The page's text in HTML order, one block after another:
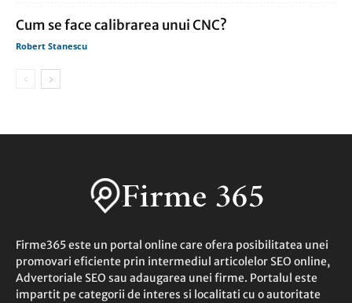
Cum se face calibrarea unui CNC?
Robert Stanescu
Firme365 este un portal online care ofera posibilitatea unei
promovari eficiente prin intermediul articolelor SEO online,
Advertoriale SEO sau adaugarea unei firme. Portalul este
impartit pe categorii de interes si localitati cu o autoritate